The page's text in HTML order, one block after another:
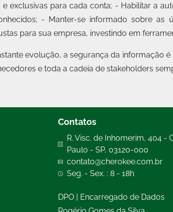
exclusivas para cada conta; - Habilitar a
- Manter-se informado sobre
para sua empresa, investindo em
evolução, a segurança da informação
e toda a cadeia de stakeholders
Contatos
R. Visc. de Inhomerim, 404 -
Paulo - SP, 03120-000
contato@cherokee.com.br
Seg. - Sex. : 8 - 18h
DPO | Encarregado de Dados